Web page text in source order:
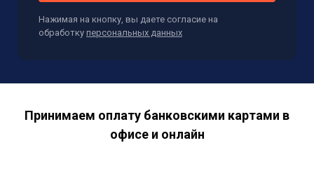
Нажимая на кнопку, вы даете согласие на
обработку персональных данных
Принимаем оплату банковскими картами в
офисе и онлайн